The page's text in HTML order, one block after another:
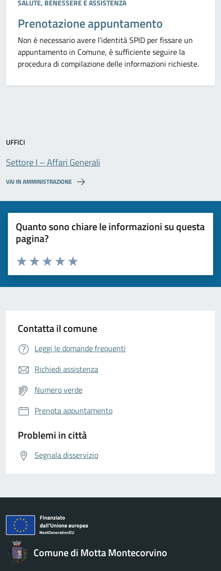
SALUTE, BENESSERE E ASSISTENZA
Prenotazione appuntamento
Non è necessario avere l’identità SPID per fissare un
appuntamento in Comune, è sufficiente seguire la
procedura di compilazione delle informazioni richieste.
UFFICI
Settore I – Affari Generali
VAI IN AMMINISTRAZIONE
Quanto sono chiare le informazioni su questa
pagina?
Valuta da 1 a 5 stelle la pagina
Valuta 5 stelle su 5
Valuta 4 stelle su 5
Valuta 3 stelle su 5
Valuta 2 stelle su 5
Valuta 1 stelle su 5
Contatta il comune
Leggi le domande frequenti
Richiedi assistenza
Numero verde
Prenota appuntamento
Problemi in città
Segnala disservizio
Comune di Motta Montecorvino